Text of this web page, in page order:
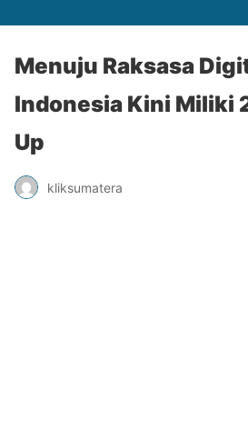
Menuju Raksasa
Indonesia Kini Miliki
Up
kliksumatera